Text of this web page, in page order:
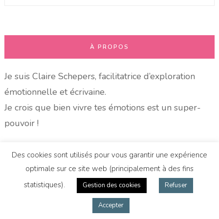
À PROPOS
Je suis Claire Schepers, facilitatrice d’exploration
émotionnelle et écrivaine.
Je crois que bien vivre tes émotions est un super-
pouvoir !
Mes outils de travail sont l’écriture, le partage
bienveillant et la CNV pour se parler à soi-même.
Ça t’intrigue ?
Découvre l’exploration émotionnelle
Des cookies sont utilisés pour vous garantir une expérience
optimale sur ce site web (principalement à des fins
statistiques).
Gestion des cookies Refuser
Accepter